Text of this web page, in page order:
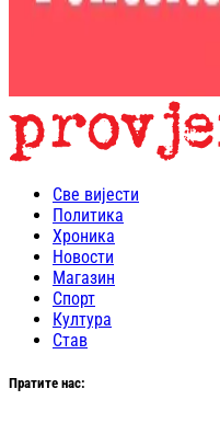
Све вијести
Политика
Хроника
Новости
Магазин
Спорт
Култура
Став
Пратите нас: